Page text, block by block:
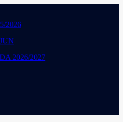
2026
2026/2027